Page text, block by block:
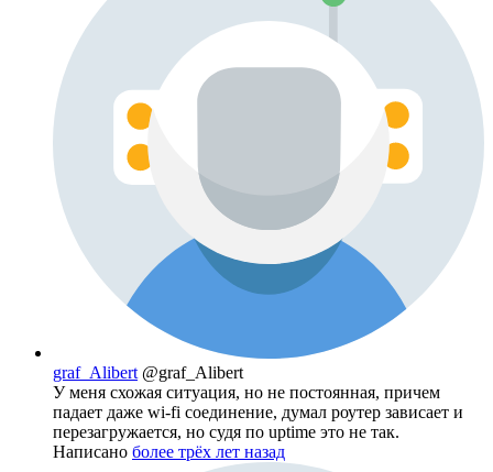
graf_Alibert @graf_Alibert
У меня схожая ситуация, но не постоянная, причем
падает даже wi-fi соединение, думал роутер зависает и
перезагружается, но судя по uptime это не так.
Написано более трёх лет назад